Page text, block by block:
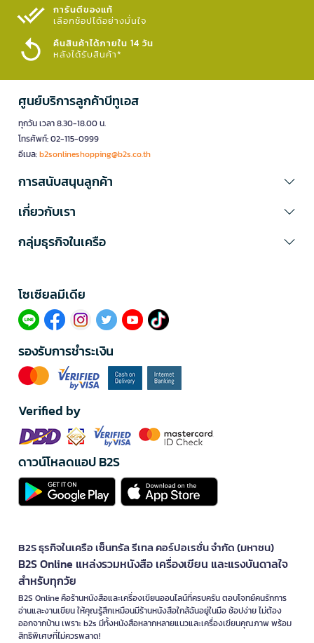
การันตีของแท้
เลือกช้อปได้อย่างมั่นใจ​
คืนสินค้าได้ภายใน 14 วัน
หลังได้รับสินค้า*
ศูนย์บริการลูกค้าบีทูเอส
ทุกวัน เวลา 8.30-18.00 น.
โทรศัพท์: 02-115-0999
อีเมล:b2sonlineshopping@b2s.co.th
การสนับสนุนลูกค้า
เกี่ยวกับเรา
กลุ่มธุรกิจในเครือ
โซเซียลมีเดีย​
รองรับการชำระเงิน
Verified by
ดาวน์โหลดแอป B2S
B2S ธุรกิจในเครือ เซ็นทรัล รีเทล คอร์ปอเรชั่น จำกัด (มหาชน)
B2S Online แหล่งรวมหนังสือ เครื่องเขียน และแรงบันดาลใจ
สำหรับทุกวัย
B2S Online คือร้านหนังสือและเครื่องเขียนออนไลน์ที่ครบครัน ตอบโจทย์คนรักการ
อ่านและงานเขียน ให้คุณรู้สึกเหมือนมีร้านหนังสือใกล้ฉันอยู่ในมือ ช้อปง่าย ไม่ต้อง
ออกจากบ้าน เพราะ b2s มีทั้งหนังสือหลากหลายแนวและเครื่องเขียนคุณภาพ พร้อม
สิทธิพิเศษที่ไม่ควรพลาด!